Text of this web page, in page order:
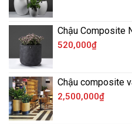
Chậu Composite
520,000₫
Chậu composite
2,500,000₫